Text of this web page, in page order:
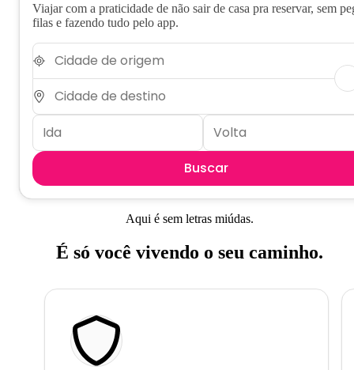
Viajar com a praticidade de não sair de casa pra reservar, sem
filas e fazendo tudo pelo app.
Buscar
Aqui é sem letras miúdas.
É só você vivendo o seu caminho.